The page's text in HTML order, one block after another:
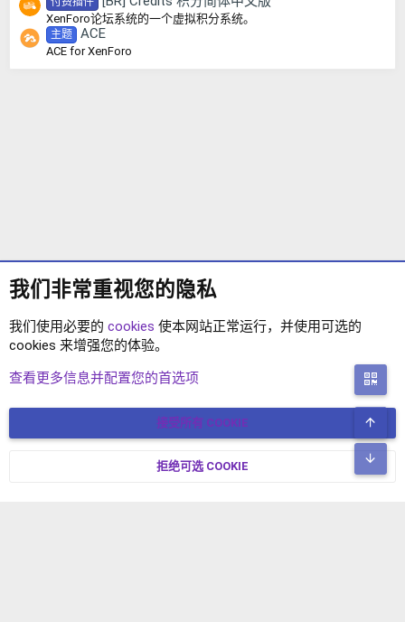
XenForo论坛系统的一个虚拟积分系统。
主题 ACE
ACE for XenForo
XENFORO2.1 程序
简体中文 联系我们
© COPYRIGHT 2017-2026 XENFORO中文社区 版权所有 冀ICP备
我们非常重视您的隐私
我们使用必要的 cookies 使本网站正常运行，并使用可选的
cookies 来增强您的体验。
查看更多信息并配置您的首选项
接受所有 COOKIE
拒绝可选 COOKIE